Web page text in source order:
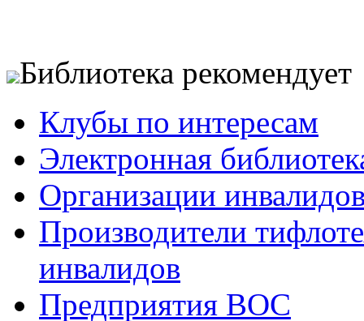
Библиотека рекомендует
Клубы по интересам
Электронная
Организации
Производители
инвалидов
Предприятия ВОС